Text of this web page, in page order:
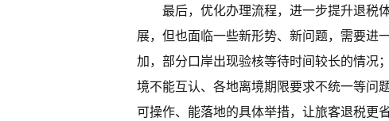
最后，优化办理流程，进一步提升退税
展，但也面临一些新形势、新问题，需要进
加，部分口岸出现验核等待时间较长的情况
境不能互认、各地离境期限要求不统一等问
可操作、能落地的具体举措，让旅客退税更